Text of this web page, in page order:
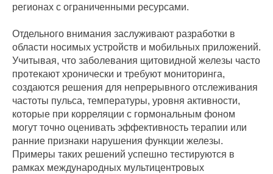
регионах с ограниченными ресурсами.
Отдельного внимания заслуживают разработки в
области носимых устройств и мобильных приложений.
Учитывая, что заболевания щитовидной железы часто
протекают хронически и требуют мониторинга,
создаются решения для непрерывного отслеживания
частоты пульса, температуры, уровня активности,
которые при корреляции с гормональным фоном
могут точно оценивать эффективность терапии или
ранние признаки нарушения функции железы.
Примеры таких решений успешно тестируются в
рамках международных мультицентровых